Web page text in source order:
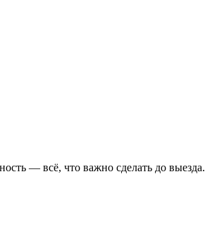
— всё, что важно сделать до выезда.